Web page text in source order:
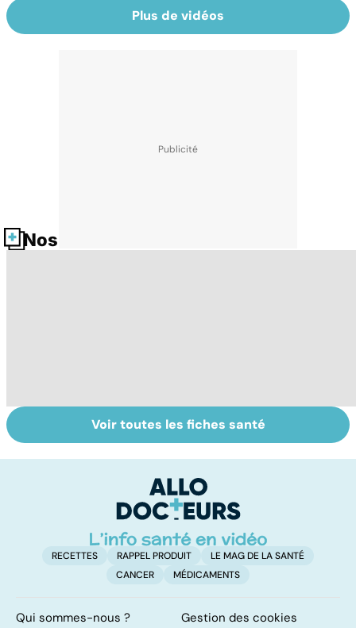
Plus de vidéos
Nos fiches santé
Tout savoir sur le
cerveau
Staphylocoque
doré : une
surveillance
Voir toutes les fiches santé
RECETTES RAPPEL PRODUIT
LE MAG DE LA SANTÉ
CANCER
MÉDICAMENTS
Qui sommes-nous ? Gestion des cookies